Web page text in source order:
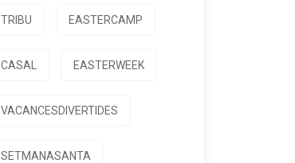
TRIBU EASTERCAMP
CASAL EASTERWEEK
VACANCESDIVERTIDES
SETMANASANTA